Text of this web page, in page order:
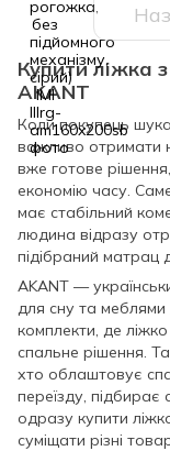
Купити ліжка
AKANT
Коли покупець
важливо отримати
вже готове
економію часу.
має стабільний
людина відразу
підібраний матрац
AKANT —
для сну та меблями
комплекти, де
спальне рішення.
хто облаштовує
переїзду,
одразу купити
суміщати різні